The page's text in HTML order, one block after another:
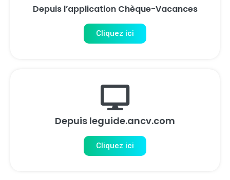
Depuis l’application Chèque-Vacances
Cliquez ici
Depuis leguide.ancv.com
Cliquez ici